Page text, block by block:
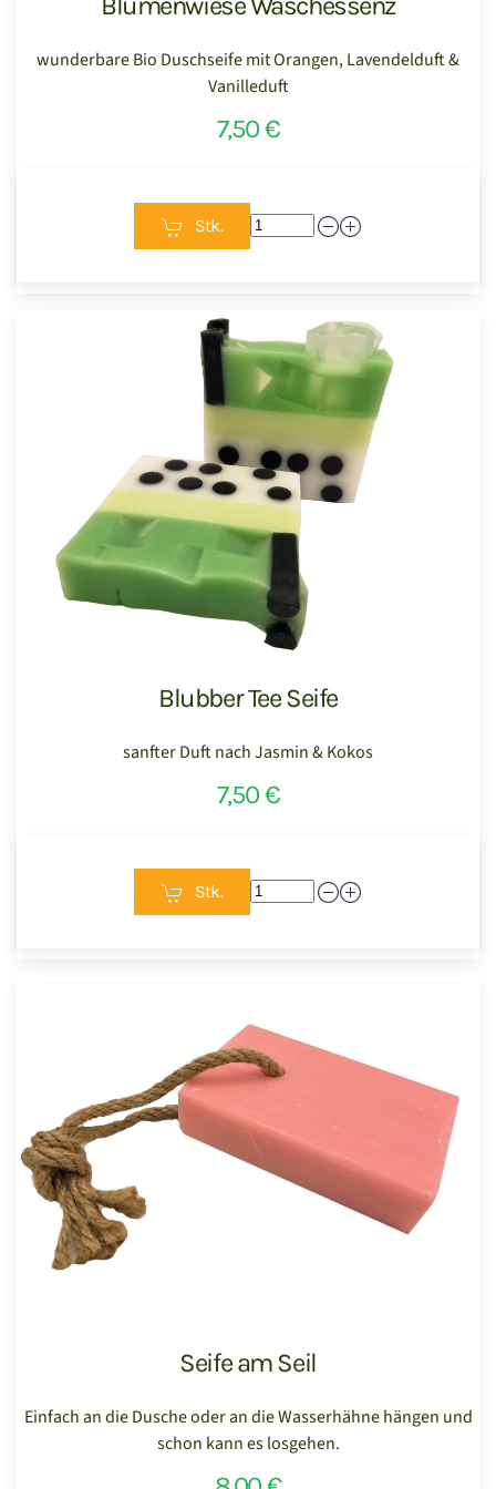
wunderbare Bio Duschseife mit Orangen, Lavendelduft &
Vanilleduft
7,50 €
Stk.
Blubber Tee Seife
sanfter Duft nach Jasmin & Kokos
7,50 €
Stk.
Seife am Seil
Einfach an die Dusche oder an die Wasserhähne hängen und
schon kann es losgehen.